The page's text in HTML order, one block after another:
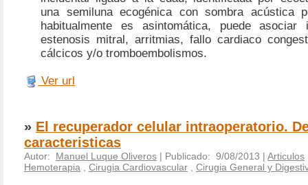
una semiluna ecogénica con sombra acústica
habitualmente es asintomática, puede asociar
estenosis mitral, arritmias, fallo cardiaco
cálcicos y/o tromboembolismos.
Ver url
» El recuperador celular intraoperatorio.
caracteristicas
Autor: Manuel Luque Oliveros | Publicado: 9/08/2013 | Articulos
Hemoterapia
Cirugia Cardiovascular Cirugia General y